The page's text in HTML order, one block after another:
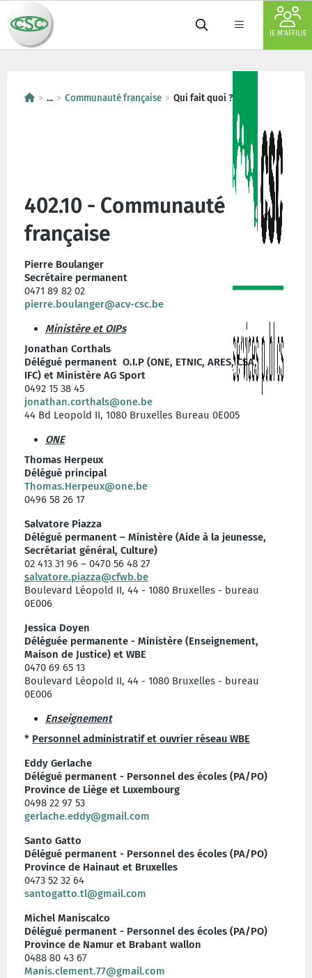
JE M'AFFILIE
... Communauté française Qui fait quoi ?
402.10 - Communauté
française
Pierre Boulanger
Secrétaire permanent
0471 89 82 02
pierre.boulanger@acv-csc.be
Ministère et OIPs
Jonathan Corthals
Délégué permanent O.I.P (ONE, ETNIC, ARES, CSA,
IFC) et Ministère AG Sport
0492 15 38 45
jonathan.corthals@one.be
44 Bd Leopold II, 1080 Bruxelles Bureau 0E005
ONE
Thomas Herpeux
Délégué principal
Thomas.Herpeux@one.be
0496 58 26 17
Salvatore Piazza
Délégué permanent – Ministère (Aide à la jeunesse,
Secrétariat général, Culture)
02 413 31 96 – 0470 56 48 27
salvatore.piazza@cfwb.be
Boulevard Léopold II, 44 - 1080 Bruxelles - bureau
0E006
Jessica Doyen
Déléguée permanente - Ministère (Enseignement,
Maison de Justice) et WBE
0470 69 65 13
Boulevard Léopold II, 44 - 1080 Bruxelles - bureau
0E006
Enseignement
* Personnel administratif et ouvrier réseau WBE
Eddy Gerlache
Délégué permanent - Personnel des écoles (PA/PO)
Province de Liège et Luxembourg
0498 22 97 53
gerlache.eddy@gmail.com
Santo Gatto
Délégué permanent - Personnel des écoles (PA/PO)
Province de Hainaut et Bruxelles
0473 52 32 64
santogatto.tl@gmail.com
Michel Maniscalco
Délégué permanent - Personnel des écoles (PA/PO)
Province de Namur et Brabant wallon
0488 80 43 67
Manis.clement.77@gmail.com